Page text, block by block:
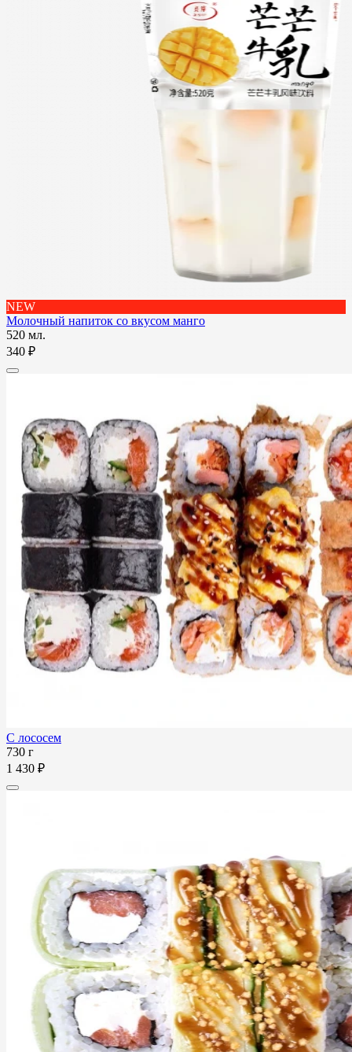
NEW
Молочный напиток со вкусом манго
520 мл.
340 ₽
С лососем
730 г
1 430 ₽